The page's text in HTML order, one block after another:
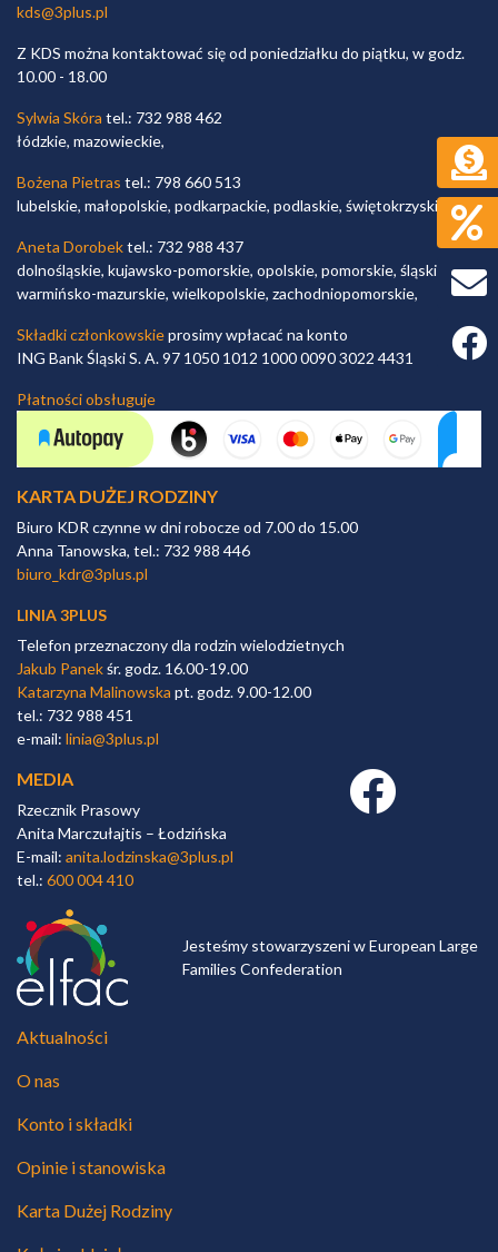
kds@3plus.pl
Z KDS można kontaktować się od poniedziałku do piątku, w godz.
10.00 - 18.00
Sylwia Skóra tel.: 732 988 462
łódzkie, mazowieckie,
Bożena Pietras tel.: 798 660 513
lubelskie, małopolskie, podkarpackie, podlaskie, świętokrzyskie,
Aneta Dorobektel.: 732 988 437
dolnośląskie, kujawsko-pomorskie, opolskie, pomorskie, śląskie,
warmińsko-mazurskie, wielkopolskie, zachodniopomorskie,
Składki członkowskieprosimy wpłacać na konto
ING Bank Śląski S. A. 97 1050 1012 1000 0090 3022 4431
Płatności obsługuje
KARTA DUŻEJ RODZINY
Biuro KDR czynne w dni robocze od 7.00 do 15.00
Anna Tanowska, tel.: 732 988 446
biuro_kdr@3plus.pl
LINIA 3PLUS
Telefon przeznaczony dla rodzin wielodzietnych
Jakub Panekśr. godz. 16.00-19.00
Katarzyna Malinowska pt. godz. 9.00-12.00
tel.: 732 988 451
e-mail: linia@3plus.pl
MEDIA
Rzecznik Prasowy
Anita Marczułajtis – Łodzińska
E-mail: anita.lodzinska@3plus.pl
tel.: 600 004 410
Facebook link
Jesteśmy stowarzyszeni w European Large
Families Confederation
Aktualności
O nas
Konto i składki
Opinie i stanowiska
Karta Dużej Rodziny